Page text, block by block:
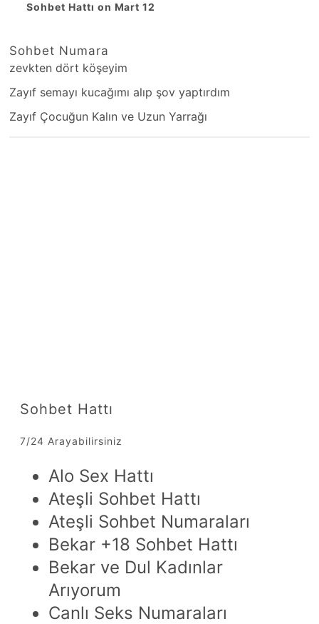
Sohbet Hattı on Mart 12
Sohbet Numara
zevkten dört köşeyim
Zayıf semayı kucağımı alıp şov yaptırdım
Zayıf Çocuğun Kalın ve Uzun Yarrağı
Sohbet Hattı
7/24 Arayabilirsiniz
Alo Sex Hattı
Ateşli Sohbet Hattı
Ateşli Sohbet Numaraları
Bekar +18 Sohbet Hattı
Bekar ve Dul Kadınlar
Arıyorum
Canlı Seks Numaraları